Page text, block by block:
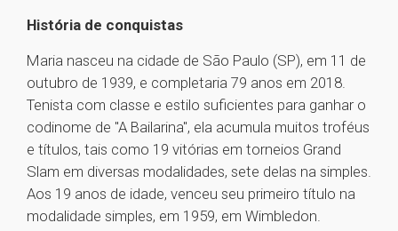
História de conquistas
Maria nasceu na cidade de São Paulo (SP), em 11 de
outubro de 1939, e completaria 79 anos em 2018.
Tenista com classe e estilo suficientes para ganhar o
codinome de "A Bailarina", ela acumula muitos troféus
e títulos, tais como 19 vitórias em torneios Grand
Slam em diversas modalidades, sete delas na simples.
Aos 19 anos de idade, venceu seu primeiro título na
modalidade simples, em 1959, em Wimbledon.